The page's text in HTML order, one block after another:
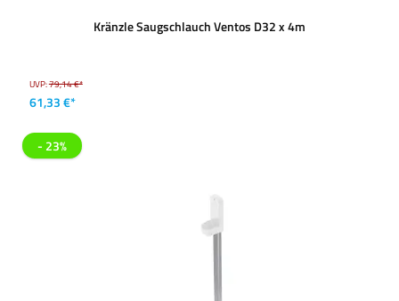
Kränzle Saugschlauch Ventos D32 x 4m
UVP:79,14 €*
61,33 €*
- 23%